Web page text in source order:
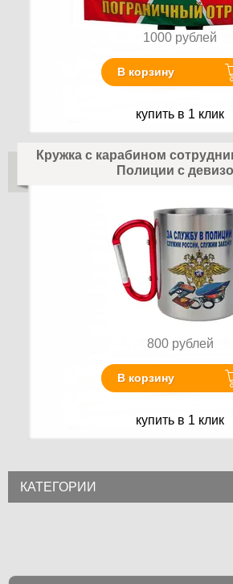
1000 рублей
В корзину
купить в 1 клик
Кружка с карабином
Полиции с
800 рублей
В корзину
купить в 1 клик
КАТЕГОРИИ